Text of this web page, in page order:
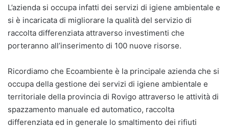
L’azienda si occupa infatti dei servizi di igiene ambientale e
si è incaricata di migliorare la qualità del servizio di
raccolta differenziata attraverso investimenti che
porteranno all’inserimento di 100 nuove risorse.
Ricordiamo che Ecoambiente è la principale azienda che si
occupa della gestione dei servizi di igiene ambientale e
territoriale della provincia di Rovigo attraverso le attività di
spazzamento manuale ed automatico, raccolta
differenziata ed in generale lo smaltimento dei rifiuti